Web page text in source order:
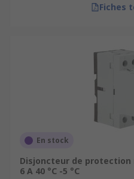
Fiches
En stock
Disjoncteur de protection
6 A 40 °C -5 °C